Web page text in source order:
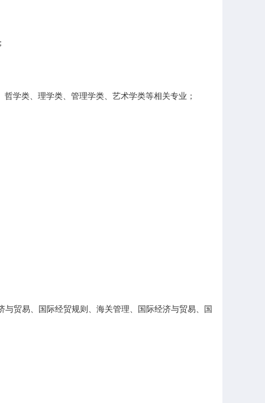
学类、理学类、管理学类、艺术学类等相关专业；
贸易、国际经贸规则、海关管理、国际经济与贸易、国